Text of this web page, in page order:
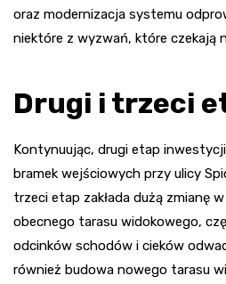
oraz modernizacja systemu
niektóre z wyzwań, które czekają
Drugi i trzeci
Kontynuując, drugi etap
bramek wejściowych przy ulicy
trzeci etap zakłada dużą zmianę
obecnego tarasu widokowego,
odcinków schodów i cieków
również budowa nowego tarasu